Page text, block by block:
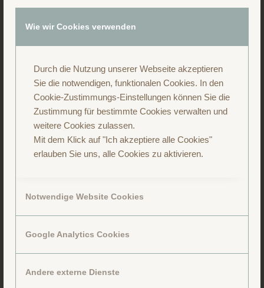
Wie wir Cookies verwenden
Durch die Nutzung unserer Webseite akzeptieren
Sie die notwendigen, funktionalen Cookies. In den
Cookie-Zustimmungs-Einstellungen können Sie die
Zustimmung für bestimmte Cookies verwalten und
weitere Cookies zulassen.
Mit dem Klick auf "Ich akzeptiere alle Cookies"
erlauben Sie uns, alle Cookies zu aktivieren.
Notwendige Website Cookies
Google Analytics Cookies
Andere externe Dienste
Folge uns auf Facebook